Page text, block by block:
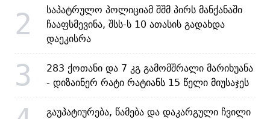
2
საპატრულო პოლიციამ შშმ პირს მანქანაში
ჩააფსმევინა, შსს-ს 10 ათასის გადახდა
დაეკისრა
3
283 ქოთანი და 7 კგ გამომშრალი მარიხუანა
- დიზაინერ რატი რატიანს 15 წელი მიუსაჯეს
გაუპატიურება, წამება და დაკარგული ჩვილი